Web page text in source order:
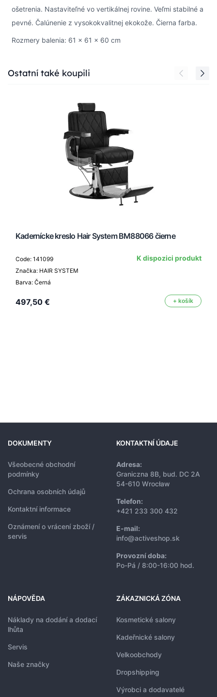
ošetrenia. Nastaviteľné vo vertikálnej rovine. Veľmi stabilné a
pevné. Čalúnenie z vysokokvalitnej ekokože. Čierna farba.
Rozmery balenia: 61 x 61 x 60 cm
Press to skip carousel
Ostatní také koupili
Kadernícke kreslo Hair System BM88066 čierne
Code: 141099
Značka: HAIR SYSTEM
Barva: Černá
K dispozici produkt
497,50 € + košík
DOKUMENTY
Všeobecné obchodní
podmínky
Ochrana osobních údajů
Kontaktní informace
Oznámení o vrácení zboží /
servis
KONTAKTNÍ ÚDAJE
Adresa:
Graniczna 8B, bud. DC 2A
54-610 Wrocław
Telefon:
+421 233 300 432
E-mail:
info@activeshop.sk
Provozní doba:
Po-Pá / 8:00-16:00 hod.
NÁPOVĚDA
Náklady na dodání a dodací
lhůta
Servis
Naše značky
ZÁKAZNICKÁ ZÓNA
Kosmetické salony
Kadeřnické salony
Velkoobchody
Dropshipping
Výrobci a dodavatelé